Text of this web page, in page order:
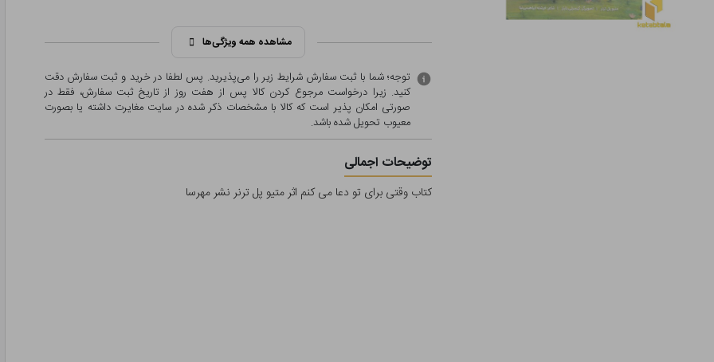
مشاهده همه ویژگی‌ها
توجه؛ شما با ثبت سفارش شرایط زیر را می‌پذیرید. پس لطفا در خرید و ثبت سفارش دقت
کنید. زیرا درخواست مرجوع کردن کالا پس از هفت روز از تاریخ ثبت سفارش، فقط در
صورتی امکان پذیر است که کالا با مشخصات ذکر شده در سایت مغایرت داشته یا بصورت
معيوب تحویل شده باشد.
توضیحات اجمالی
کتاب وقتی برای تو دعا می کنم اثر متیو پل ترنر نشر مهرسا